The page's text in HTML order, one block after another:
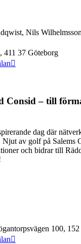
Nils
411 37 Göteborg
Consid – till
dag där
Njut av golf på Salems
och bidrar till
100,